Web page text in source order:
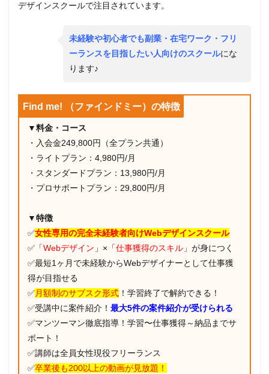
デザインスクールで注目されています。
未経験や初心者でも副業・在宅ワーク・フリ
ーランスを目指したい人向けのスクールにな
ります♪
Find me! （ファインドミー）の特徴
▼料金・コース
・入会金249,800円（全プラン共通）
・ライトプラン：4,980円/月
・スタンダードプラン：13,980円/月
・プロサポートプラン：29,800円/月
▼特徴
✅女性専用の完全未経験者向けWebデザインスクール
✅「Webデザイン 」×「仕事獲得のスキル 」が身につく
✅最短1ヶ月で未経験からWebデザイナーとして仕事獲
得が目指せる
✅月額制のサブスク形式 ！学習終了で解約できる！
✅受講中に案件紹介！ 最大5件の案件紹介が受けられる
✅マンツーマン徹底指導！学習〜仕事獲得～納品までサ
ポート！
✅講師は全員女性現役フリーランス
✅卒業後も200以上の動画が見放題！